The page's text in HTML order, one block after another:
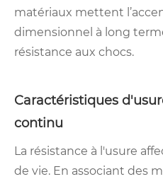
matériaux mettent
dimensionnel à long
résistance aux chocs.
Caractéristiques
continu
La résistance à l'usure
de vie. En associant des